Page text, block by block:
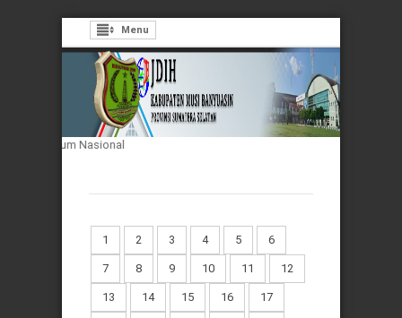
Menu
Hukum Nasional
1 2 3 4 5 6
7 8 9 10 11 12
13 14 15 16 17